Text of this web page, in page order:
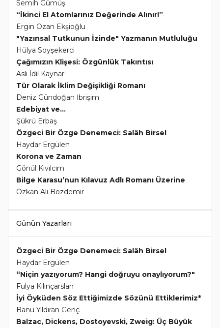
Semih Gümüş
“İkinci El Atomlarınız Değerinde Alınır!”
Ergin Ozan Ekşioğlu
"Yazınsal Tutkunun İzinde" Yazmanın Mutluluğu
Hülya Soyşekerci
Çağımızın Klişesi: Özgünlük Takıntısı
Aslı İdil Kaynar
Tür Olarak İklim Değişikliği Romanı
Deniz Gündoğan İbrişim
Edebiyat ve...
Şükrü Erbaş
Özgeci Bir Özge Denemeci: Salâh Birsel
Haydar Ergülen
Korona ve Zaman
Gönül Kıvılcım
Bilge Karasu’nun Kılavuz Adlı Romanı Üzerine
Özkan Ali Bozdemir
Günün Yazarları
Özgeci Bir Özge Denemeci: Salâh Birsel
Haydar Ergülen
“Niçin yazıyorum? Hangi doğruyu onaylıyorum?"
Fulya Kılınçarslan
İyi Öyküden Söz Ettiğimizde Sözünü Ettiklerimiz*
Banu Yıldıran Genç
Balzac, Dickens, Dostoyevski, Zweig: Üç Büyük